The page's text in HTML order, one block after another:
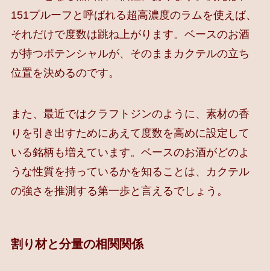
151プルーフと呼ばれる超高濃度のラムを使えば、
それだけで度数は跳ね上がります。ベースのお酒
が持つポテンシャルが、そのままカクテルの立ち
位置を決めるのです。
また、最近ではクラフトジンのように、素材の香
りを引き出すためにあえて度数を高めに設定して
いる銘柄も増えています。ベースのお酒がどのよ
うな性質を持っているかを知ることは、カクテル
の強さを推測する第一歩と言えるでしょう。
割り材と分量の相関関係